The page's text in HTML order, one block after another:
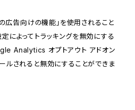
告向けの機能」を使用されること
によってトラッキングを無効にする
Analytics オプトアウト アドオン
ルされると無効にすることができま